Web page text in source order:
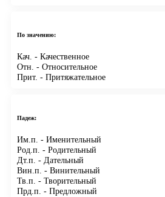
По значению:
Кач. - Качественное
Отн. - Относительное
Прит. - Притяжательное
Падеж:
Им.п. - Именительный
Род.п. - Родительный
Дт.п. - Дательный
Вин.п. - Винительный
Тв.п. - Творительный
Прд.п. - Предложный